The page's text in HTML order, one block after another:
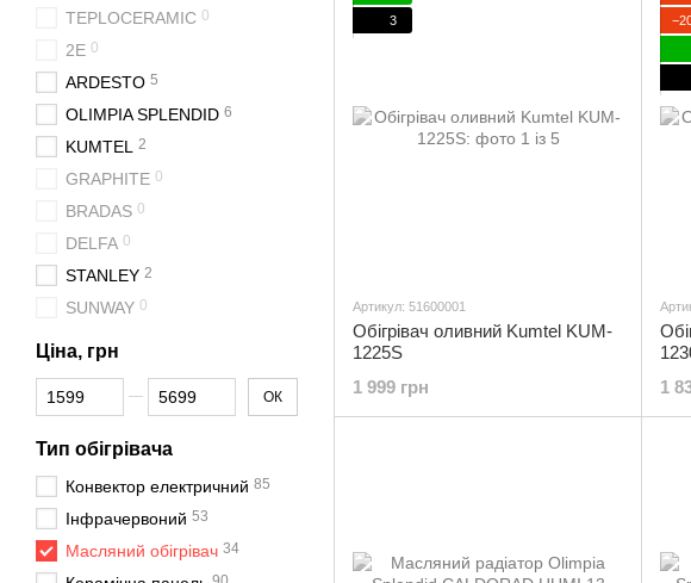
3
Артикул: 51600001
Обігрівач оливний Kumtel KUM-
1225S
1 999 грн
1
TEPLOCERAMIC 0
2E 0
ARDESTO 5
OLIMPIA SPLENDID 6
KUMTEL 2
GRAPHITE 0
BRADAS 0
DELFA 0
STANLEY 2
SUNWAY 0
Ціна, грн
Від Ціна, грн
До Ціна, грн ОК
Тип обігрівача
Конвектор електричний 85
Інфрачервоний 53
Масляний обігрівач 34